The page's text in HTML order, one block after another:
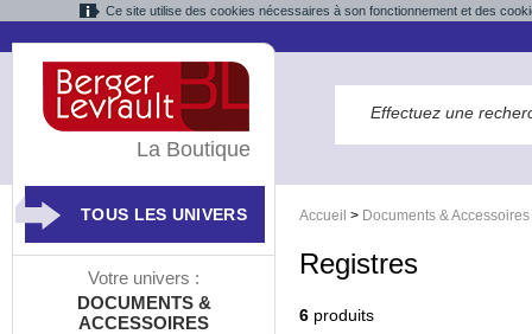
Ce site utilise des cookies nécessaires à son fonctionnement et des
Accueil > Documents & Accessoires
Registres
6 produits
La Boutique
TOUS LES UNIVERS
Votre univers :
DOCUMENTS &
ACCESSOIRES